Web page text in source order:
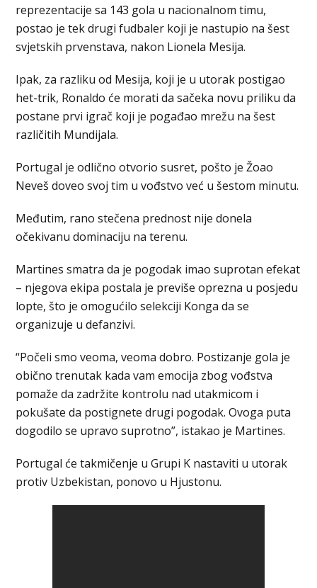
reprezentacije sa 143 gola u nacionalnom timu,
postao je tek drugi fudbaler koji je nastupio na šest
svjetskih prvenstava, nakon Lionela Mesija.
Ipak, za razliku od Mesija, koji je u utorak postigao
het-trik, Ronaldo će morati da sačeka novu priliku da
postane prvi igrač koji je pogađao mrežu na šest
različitih Mundijala.
Portugal je odlično otvorio susret, pošto je Žoao
Neveš doveo svoj tim u vođstvo već u šestom minutu.
Međutim, rano stečena prednost nije donela
očekivanu dominaciju na terenu.
Martines smatra da je pogodak imao suprotan efekat
– njegova ekipa postala je previše oprezna u posjedu
lopte, što je omogućilo selekciji Konga da se
organizuje u defanzivi.
“Počeli smo veoma, veoma dobro. Postizanje gola je
obično trenutak kada vam emocija zbog vođstva
pomaže da zadržite kontrolu nad utakmicom i
pokušate da postignete drugi pogodak. Ovoga puta
dogodilo se upravo suprotno”, istakao je Martines.
Portugal će takmičenje u Grupi K nastaviti u utorak
protiv Uzbekistan, ponovo u Hjustonu.